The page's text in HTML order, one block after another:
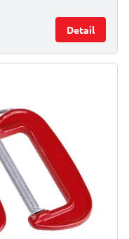
Detail